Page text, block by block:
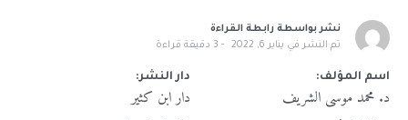
نشر بواسطة رابطة القراءة
تم النشر في يناير 6, 2022 3 دقيقة قراءة
اسم المؤلف:
د. محمد موسى الشريف
دار النشر:
دار ابن كثير